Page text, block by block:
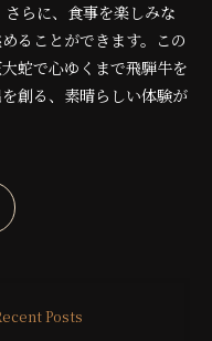
らに、食事を楽しみな
ることができます。この
蛇で心ゆくまで飛騨牛を
創る、素晴らしい体験が
Posts